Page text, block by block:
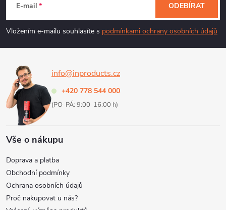
p
a
E-mail
Vložením e-mailu souhlasíte s podmínkami ochrany osobních údajů
ODEBÍRAT
info@inproducts.cz
+420 778 544 000
(PO-PÁ: 9:00-16:00 h)
Vše o nákupu
Doprava a platba
Obchodní podmínky
Ochrana osobních údajů
Proč nakupovat u nás?